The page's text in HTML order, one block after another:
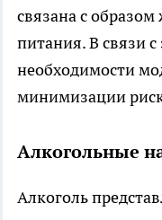
связана с
питания. В связи
необходимости
минимизации
Алкогольные
Алкоголь